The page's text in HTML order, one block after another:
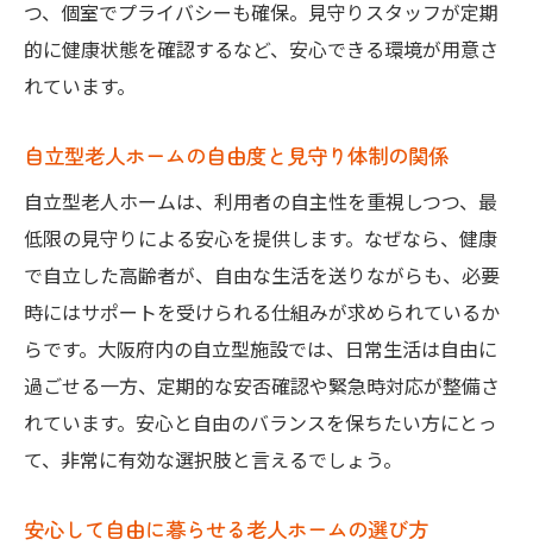
つ、個室でプライバシーも確保。見守りスタッフが定期
的に健康状態を確認するなど、安心できる環境が用意さ
れています。
自立型老人ホームの自由度と見守り体制の関係
自立型老人ホームは、利用者の自主性を重視しつつ、最
低限の見守りによる安心を提供します。なぜなら、健康
で自立した高齢者が、自由な生活を送りながらも、必要
時にはサポートを受けられる仕組みが求められているか
らです。大阪府内の自立型施設では、日常生活は自由に
過ごせる一方、定期的な安否確認や緊急時対応が整備さ
れています。安心と自由のバランスを保ちたい方にとっ
て、非常に有効な選択肢と言えるでしょう。
安心して自由に暮らせる老人ホームの選び方